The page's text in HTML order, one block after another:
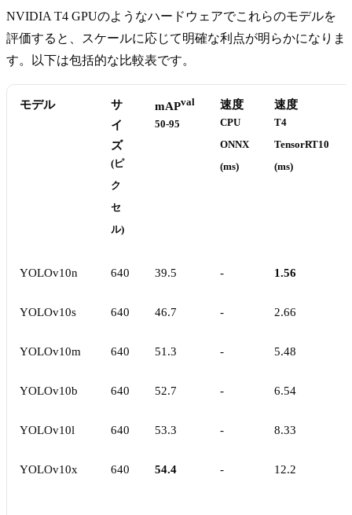
NVIDIA T4 GPUのようなハードウェアでこれらのモデルを
評価すると、スケールに応じて明確な利点が明らかになりま
す。以下は包括的な比較表です。
モデル
サ
イ
ズ
(ピ
ク
セ
ル)
mAPval
50-95
速度
CPU
ONNX
(ms)
速度
T4
TensorRT10
(ms)
YOLOv10n 640 39.5 - 1.56
YOLOv10s 640 46.7 - 2.66
YOLOv10m 640 51.3 - 5.48
YOLOv10b 640 52.7 - 6.54
YOLOv10l 640 53.3 - 8.33
YOLOv10x 640 54.4 - 12.2